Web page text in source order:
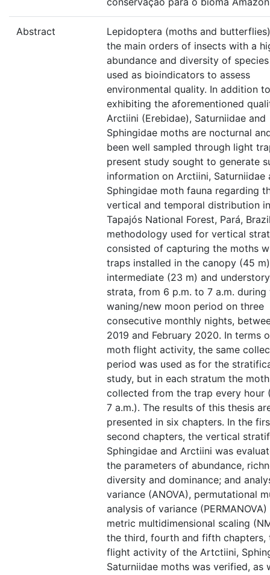
Abstract
Lepidoptera (moths and
the main orders of insects with a
abundance and diversity of
used as bioindicators to assess
environmental quality. In addition to
exhibiting the aforementioned
Arctiini (Erebidae), Saturniidae and
Sphingidae moths are nocturnal
been well sampled through light
present study sought to generate
information on Arctiini, Saturniidae
Sphingidae moth fauna regarding
vertical and temporal distribution
Tapajós National Forest, Pará,
methodology used for vertical
consisted of capturing the moths
traps installed in the canopy (45
intermediate (23 m) and
strata, from 6 p.m. to 7 a.m. during
waning/new moon period on three
consecutive monthly nights,
2019 and February 2020. In terms
moth flight activity, the same
period was used as for the
study, but in each stratum the
collected from the trap every hour
7 a.m.). The results of this thesis
presented in six chapters. In the
second chapters, the vertical
Sphingidae and Arctiini was
the parameters of abundance,
diversity and dominance; and
variance (ANOVA), permutational
analysis of variance
metric multidimensional scaling
the third, fourth and fifth chapters,
flight activity of the Artctiini,
Saturniidae moths was verified, as